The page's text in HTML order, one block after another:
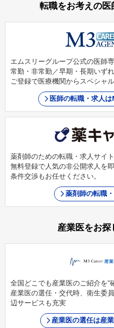
転職をお考えの
エムスリーグループ公式の医師
常勤・非常勤／早期・長期いず
ご登録で医療機関からスペシャ
医師の転職・求人
薬剤師のための転職・求人サイ
無料登録で人気の非公開求人を
条件交渉もお任せください。
薬剤師の転職
産業医をお
全国どこでも産業医のご紹介を"
産業医の選任・交代時、衛生委
辺サービスも充実
産業医の選任は産